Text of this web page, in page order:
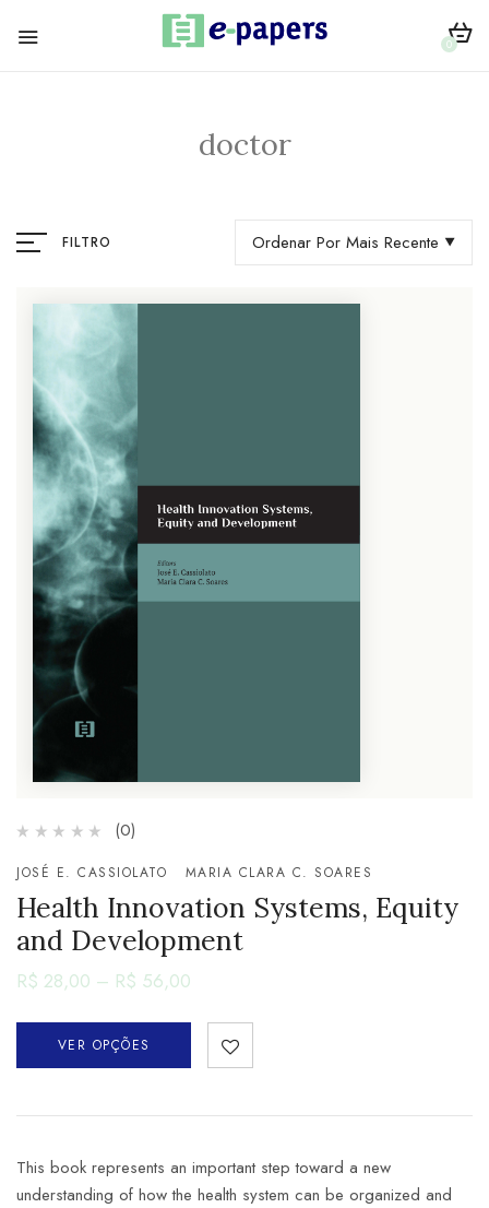
0
doctor
FILTRO Ordenar Por Mais Recente
(0)
JOSÉ E. CASSIOLATO MARIA CLARA C. SOARES
Health Innovation Systems, Equity
and Development
R$ 28,00 – R$ 56,00
VER OPÇÕES
This book represents an important step toward a new
understanding of how the health system can be organized and